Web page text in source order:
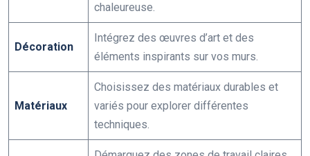
chaleureuse.
Décoration
Intégrez des œuvres d’art et des
éléments inspirants sur vos murs.
Matériaux
Choisissez des matériaux durables et
variés pour explorer différentes
techniques.